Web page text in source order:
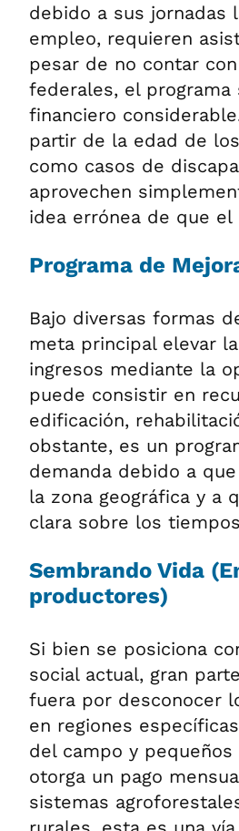
debido a sus jornadas
empleo, requieren
pesar de no contar
federales, el programa
financiero
partir de la edad de
como casos de
aprovechen
idea errónea de que
Programa de
Bajo diversas formas
meta principal elevar
ingresos mediante la
puede consistir en
edificación,
obstante, es un
demanda debido a
la zona geográfica y a
clara sobre los
Sembrando Vida
productores)
Si bien se posiciona
social actual, gran
fuera por desconocer
en regiones
del campo y
otorga un pago
sistemas